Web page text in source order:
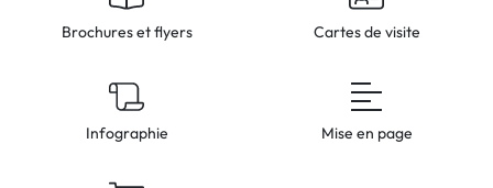
Brochures et flyers Cartes de visite
Infographie Mise en page